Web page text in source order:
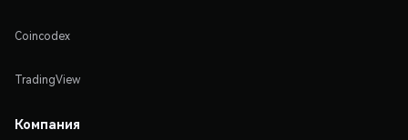
Coincodex
TradingView
Компания